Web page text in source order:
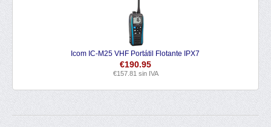
Icom IC-M25 VHF Portátil Flotante IPX7
€190.95
€157.81 sin IVA